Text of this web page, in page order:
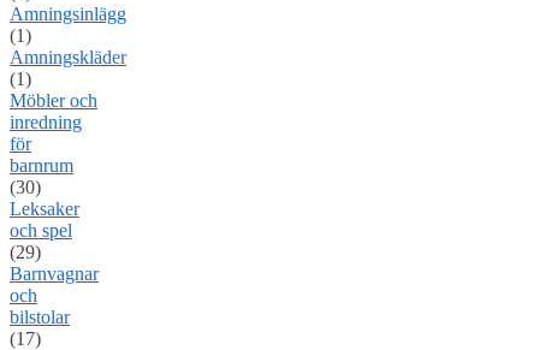
Amningsinlägg
(1)
Amningskläder
(1)
Möbler och
inredning
för
barnrum
(30)
Leksaker
och spel
(29)
Barnvagnar
och
bilstolar
(17)